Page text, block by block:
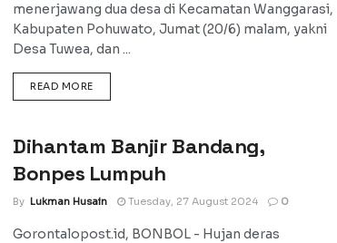
menerjawang dua desa di Kecamatan Wanggarasi,
Kabupaten Pohuwato, Jumat (20/6) malam, yakni
Desa Tuwea, dan ...
READ MOREDETAILS
Dihantam Banjir Bandang,
Bonpes Lumpuh
By Lukman Husain Tuesday, 27 August 2024 0
Gorontalopost.id, BONBOL - Hujan deras